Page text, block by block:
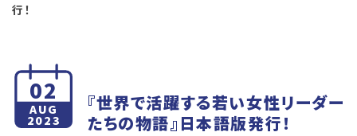
行！
02
AUG
2023
『世界で活躍する若い女性リーダー
たちの物語』日本語版発行！